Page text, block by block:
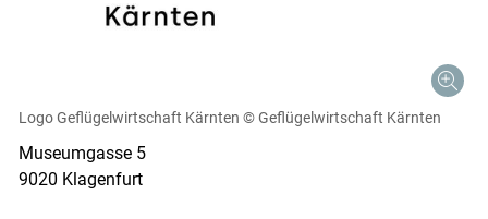
Logo Geflügelwirtschaft Kärnten © Geflügelwirtschaft Kärnten
Museumgasse 5
9020 Klagenfurt